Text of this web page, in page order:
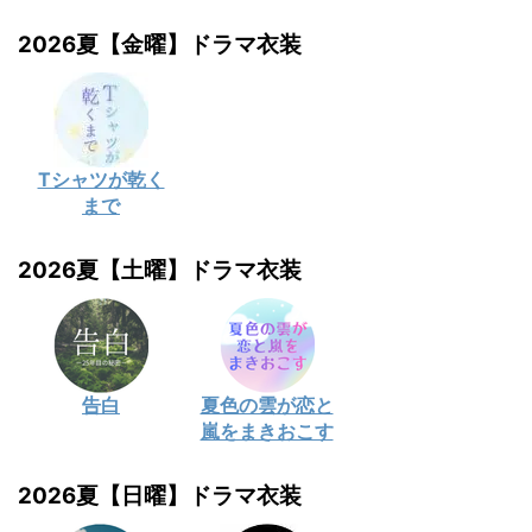
2026夏【金曜】ドラマ衣装
Tシャツが乾く
まで
2026夏【土曜】ドラマ衣装
告白
夏色の雲が恋と
嵐をまきおこす
2026夏【日曜】ドラマ衣装